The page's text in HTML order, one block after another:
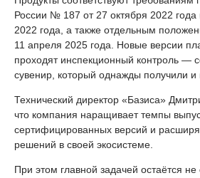
России № 187 от 27 октября 2022
2022 года, а также отдельным
11 апреля 2025 года. Новые версии
проходят инспекционный контроль —
сувенир, который однажды получили и
Технический директор «Базиса»
что компания наращивает темпы
сертифицированных версий и
решений в своей экосистеме.
При этом главной задачей остаётся не